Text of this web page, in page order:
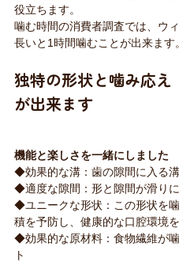
役立ちます。
噛む時間の消費者調査では、ウ
長いと1時間噛むことが出来ます。
独特の形状と噛み応
が出来ます
機能と楽しさを一緒にしました
◆効果的な溝：歯の隙間に入る
◆適度な隙間：形と隙間が滑り
◆ユニークな形状：この形状を
積を予防し、健康的な口腔環境
◆効果的な原材料：食物繊維が
ト